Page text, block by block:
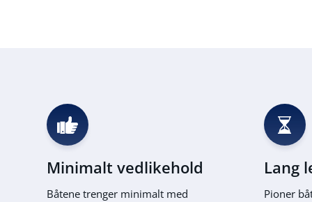
Minimalt vedlikehold
Båtene trenger minimalt med
Lang
Pioner